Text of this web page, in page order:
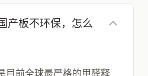
产板不环保，怎么
目前全球最严格的甲醛释